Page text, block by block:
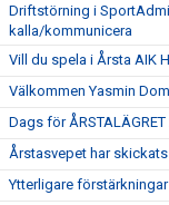
Driftstörning i
kalla/kommunicera
Vill du spela i Årsta AIK
Välkommen Yasmin
Dags för ÅRSTALÄGRET
Årstasvepet har skickats
Ytterligare